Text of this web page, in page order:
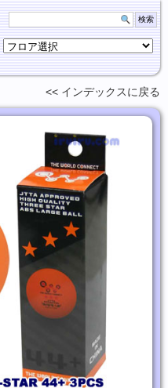
インデックスに 戻る